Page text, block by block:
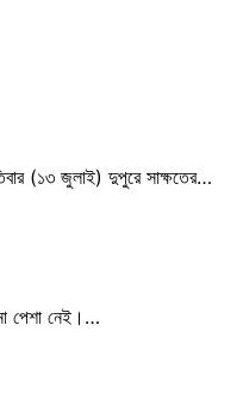
(১৩ জুলাই) দুপুরে সাক্ষতের…
পেশা নেই।…